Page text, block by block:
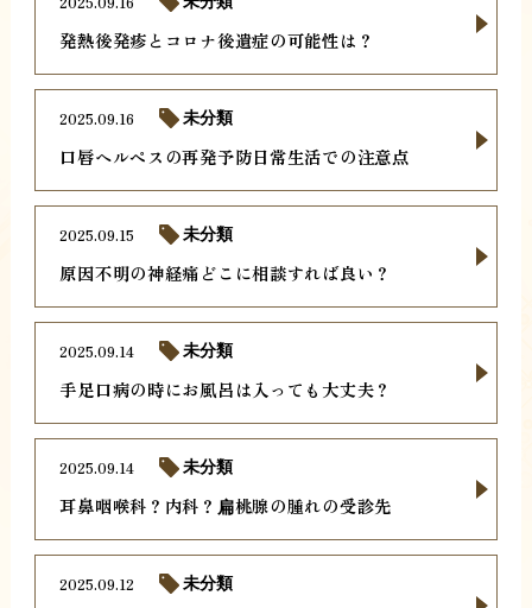
発熱後発疹とコロナ後遺症の可能性は？
口唇ヘルペスの再発予防日常生活での注意点
2025.09.16 未分類
原因不明の神経痛どこに相談すれば良い？
2025.09.15 未分類
手足口病の時にお風呂は入っても大丈夫？
2025.09.14 未分類
耳鼻咽喉科？内科？扁桃腺の腫れの受診先
2025.09.14 未分類
2025.09.12 未分類